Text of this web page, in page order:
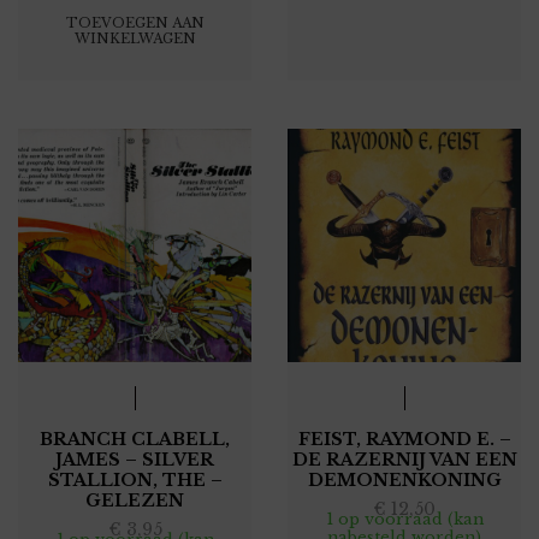
TOEVOEGEN AAN
WINKELWAGEN
BRANCH CLABELL,
JAMES – SILVER
STALLION, THE –
GELEZEN
€ 3,95
FEIST, RAYMOND E. –
DE RAZERNIJ VAN EEN
DEMONENKONING
€ 12,50
1 op voorraad (kan